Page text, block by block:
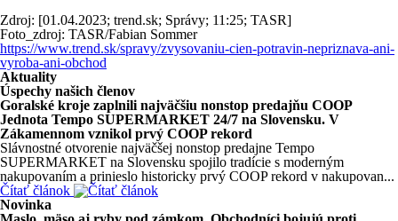
Zdroj: [01.04.2023; trend.sk; Správy; 11:25; TASR]
Foto_zdroj: TASR/Fabian Sommer
https://www.trend.sk/spravy/zvysovaniu-cien-potravin-nepriznava-ani-
vyroba-ani-obchod
Aktuality
Úspechy našich členov
Goralské kroje zaplnili najväčšiu nonstop predajňu COOP
Jednota Tempo SUPERMARKET 24/7 na Slovensku. V
Zákamennom vznikol prvý COOP rekord
Slávnostné otvorenie najväčšej nonstop predajne Tempo
SUPERMARKET na Slovensku spojilo tradície s moderným
nakupovaním a prinieslo historicky prvý COOP rekord v nakupovan...
Čítať článok
Novinka